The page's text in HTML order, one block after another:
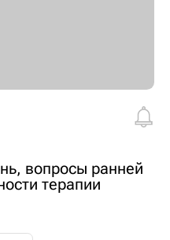
вопросы ранней
терапии